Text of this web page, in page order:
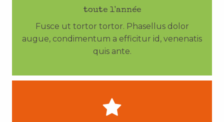
toute l'année
Fusce ut tortor tortor. Phasellus dolor
augue, condimentum a efficitur id, venenatis
quis ante.